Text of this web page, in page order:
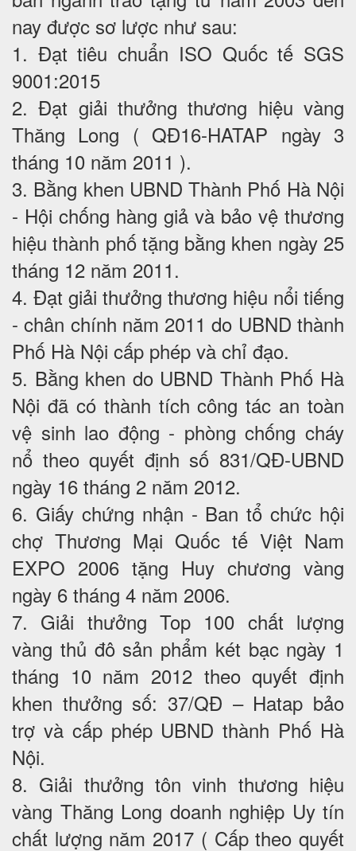
nay được sơ lược như sau:
1. Đạt tiêu chuẩn ISO Quốc tế SGS
9001:2015
2. Đạt giải thưởng thương hiệu vàng
Thăng Long ( QĐ16-HATAP ngày 3
tháng 10 năm 2011 ).
3. Bằng khen UBND Thành Phố Hà Nội
- Hội chống hàng giả và bảo vệ thương
hiệu thành phố tặng bằng khen ngày 25
tháng 12 năm 2011.
4. Đạt giải thưởng thương hiệu nổi tiếng
- chân chính năm 2011 do UBND thành
Phố Hà Nội cấp phép và chỉ đạo.
5. Bằng khen do UBND Thành Phố Hà
Nội đã có thành tích công tác an toàn
vệ sinh lao động - phòng chống cháy
nổ theo quyết định số 831/QĐ-UBND
ngày 16 tháng 2 năm 2012.
6. Giấy chứng nhận - Ban tổ chức hội
chợ Thương Mại Quốc tế Việt Nam
EXPO 2006 tặng Huy chương vàng
ngày 6 tháng 4 năm 2006.
7. Giải thưởng Top 100 chất lượng
vàng thủ đô sản phẩm két bạc ngày 1
tháng 10 năm 2012 theo quyết định
khen thưởng số: 37/QĐ – Hatap bảo
trợ và cấp phép UBND thành Phố Hà
Nội.
8. Giải thưởng tôn vinh thương hiệu
vàng Thăng Long doanh nghiệp Uy tín
chất lượng năm 2017 ( Cấp theo quyết